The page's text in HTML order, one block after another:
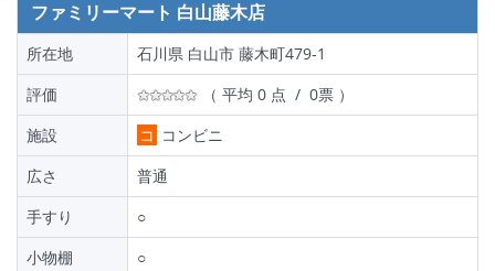
ファミリーマート 白山藤木店
所在地
石川県 白山市 藤木町479-1
評価
（ 平均 0 点 / 0票 ）
施設
コ コンビニ
広さ
普通
手すり
○
小物棚
○